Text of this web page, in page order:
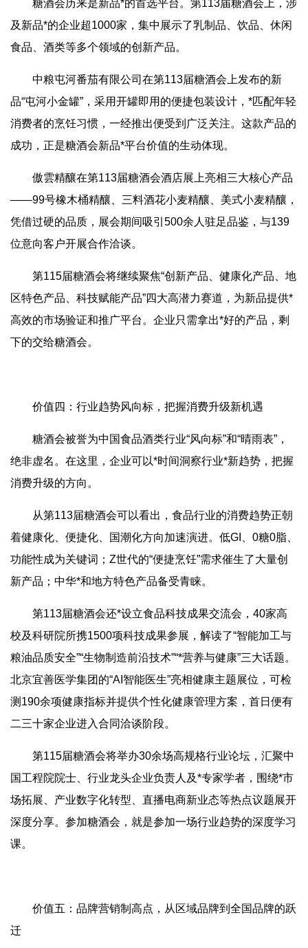
糖酒会历来是新品*的首选平台。第113届糖酒会上，涉
及新品*的企业超1000家，集中展示了乳制品、饮品、休闲
食品、酒类等多个领域的创新产品。
中粮屯河番茄有限公司在第113届糖酒会上发布的新
品“屯河小金罐”，采用开罐即用的便捷包装设计，*匹配年轻
消费者的烹饪习惯，一经推出便受到广泛关注。这款产品的
成功，正是糖酒会新品*平台价值的生动体现。
傲雲精釀在第113届糖酒会酒店展上亮相三大核心产品
——99号橡木桶精釀、三料酒花小麦精釀、美式小麦精釀，
凭借过硬的品质，展会期间吸引500余人驻足品鉴，与139
位意向客户开展合作洽谈。
第115届糖酒会将继续聚焦“创新产品、健康化产品、地
区特色产品、科技赋能产品”四大高潜力赛道，为新品提供*
高效的市场验证和推广平台。企业只需拿出*好的产品，剩
下的交给糖酒会。
价值四：行业趋势风向标，把握消费升级新机遇
糖酒会被誉为中国食品酒类行业“风向标”和“晴雨表”，
绝非虚名。在这里，企业可以*时间洞察行业*新趋势，把握
消费升级的方向。
从第113届糖酒会可以看出，食品行业的消费趋势正朝
着健康化、便捷化、国潮化方向加速演进。低GI、0糖0脂、
功能性成为关键词；Z世代的“便捷烹饪”需求催生了大量创
新产品；中华*和地方特色产品备受青睐。
第113届糖酒会还*设立食品科技成果交流会，40家高
校及科研院所携1500项科技成果参展，解读了“智能加工与
粮油品质安全”“生物制造前沿技术”“*营养与健康”三大话题。
北京宜善医学集团的“AI智能医生”亮相健康主题展位，可检
测190余项健康指标并提供个性化健康管理方案，首日便有
二三十家企业进入合同洽谈阶段。
第115届糖酒会将举办30余场高规格行业论坛，汇聚中
国工程院院士、行业龙头企业负责人及*专家学者，围绕*市
场拓展、产业数字化转型、直播电商新业态等热点议题展开
深度分享。参加糖酒会，就是参加一场行业趋势的深度学习
课。
价值五：品牌营销制高点，从区域品牌到全国品牌的跃
迁